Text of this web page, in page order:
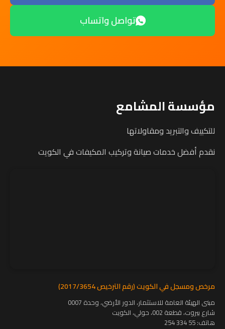
تواصل واتساب
مؤسسة المشامع
للتكييف والتبريد ومقاولاتها
نقدم أفضل خدمات صيانة وتركيب المكيفات في الكويت
مرخص ومسجل في الكويت (رقم الترخيص 2017/3654)
مبنى الهيئة العامة للاستثمار، الدور الأرضي، وحدة 0007
شارع بيروت، قطعة 002، حولي، الكويت
هاتف:55 334 254